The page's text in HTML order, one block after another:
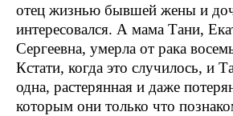
отец жизнью бывшей жены и
интересовался. А мама Тани,
Сергеевна, умерла от рака
Кстати, когда это случилось, и
одна, растерянная и даже
которым они только что